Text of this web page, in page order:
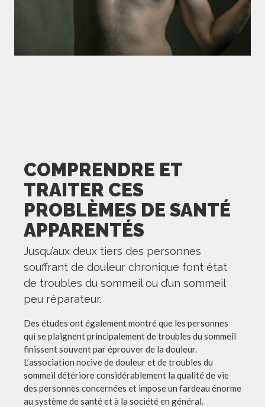
COMPRENDRE ET
TRAITER CES
PROBLÈMES DE SANTÉ
APPARENTÉS
Jusqu’aux deux tiers des personnes
souffrant de douleur chronique font état
de troubles du sommeil ou d’un sommeil
peu réparateur.
Des études ont également montré que les personnes
qui se plaignent principalement de troubles du sommeil
finissent souvent par éprouver de la douleur.
L’association nocive de douleur et de troubles du
sommeil détériore considérablement la qualité de vie
des personnes concernées et impose un fardeau énorme
au système de santé et à la société en général.